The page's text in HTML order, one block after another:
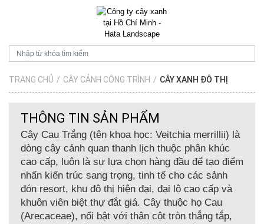
TRANG CHỦ / CÂY CẢNH CÔNG TRÌNH / CÂY XANH ĐÔ THỊ
THÔNG TIN SẢN PHẨM
Cây Cau Trắng (tên khoa học: Veitchia merrillii) là
dòng cây cảnh quan thanh lịch thuộc phân khúc
cao cấp, luôn là sự lựa chọn hàng đầu để tạo điểm
nhấn kiến trúc sang trọng, tinh tế cho các sảnh
đón resort, khu đô thị hiện đại, đại lộ cao cấp và
khuôn viên biệt thự đắt giá. Cây thuộc họ Cau
(Arecaceae), nổi bật với thân cột tròn thẳng tắp,